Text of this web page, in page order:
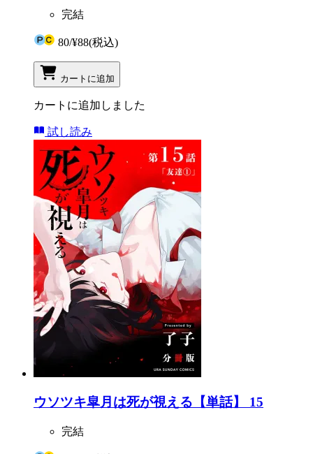
完結
80/¥88(税込)
カートに追加
カートに追加しました
試し読み
ウソツキ皐月は死が視える【単話】 15
完結